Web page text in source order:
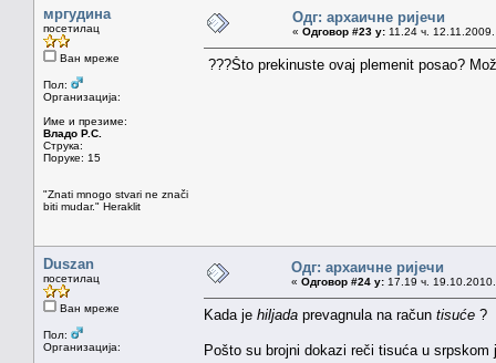
мргудина
посетилац
Ван мреже
Пол:
Организација:
Име и презиме:
Владо Р.С.
Струка:
Поруке: 15
"Znati mnogo stvari ne znači
biti mudar." Heraklit
Одг: архаичне ријечи
« Одговор #23 у: 11.24 ч.
???Što prekinuste ovaj plemenit posao?
Duszan
посетилац
Ван мреже
Пол:
Организација:
Одг: архаичне ријечи
« Одговор #24 у: 17.19 ч.
Kada je hiljada prevagnula na račun tisuće ?
Pošto su brojni dokazi reči tisuća u srpskom